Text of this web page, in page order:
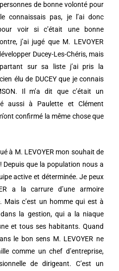
de bonne volonté pour
connaissais pas, je l’ai donc
voir si c’était une bonne
j’ai jugé que M. LEVOYER
Ducey-Les-Chéris, mais
sur sa liste j’ai pris la
élu de DUCEY que je connais
Il m’a dit que c’était un
aussi à Paulette et Clément
confirmé la même chose que
à M. LEVOYER mon souhait de
Depuis que la population nous a
active et déterminée. Je peux
a la carrure d’une armoire
Mais c’est un homme qui est à
la gestion, qui a la niaque
et tous ses habitants. Quand
le bon sens M. LEVOYER ne
comme un chef d’entreprise,
de dirigeant. C’est un